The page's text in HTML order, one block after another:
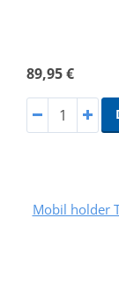
89,95 €
Mobil holder